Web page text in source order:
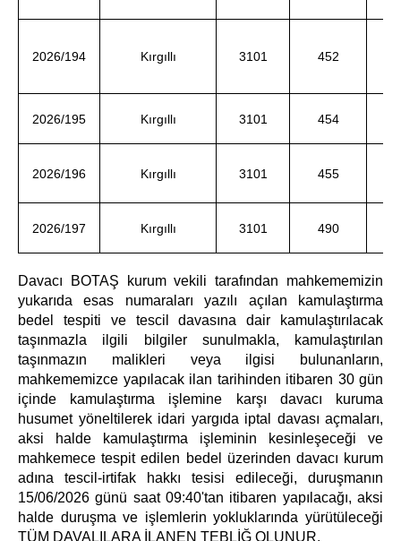
2026/194 Kırgıllı 3101 452
2026/195 Kırgıllı 3101 454
2026/196 Kırgıllı 3101 455
2026/197 Kırgıllı 3101 490
Davacı BOTAŞ kurum vekili tarafından mahkememizin
yukarıda esas numaraları yazılı açılan kamulaştırma
bedel tespiti ve tescil davasına dair kamulaştırılacak
taşınmazla ilgili bilgiler sunulmakla, kamulaştırılan
taşınmazın malikleri veya ilgisi bulunanların,
mahkememizce yapılacak ilan tarihinden itibaren 30 gün
içinde kamulaştırma işlemine karşı davacı kuruma
husumet yöneltilerek idari yargıda iptal davası açmaları,
aksi halde kamulaştırma işleminin kesinleşeceği ve
mahkemece tespit edilen bedel üzerinden davacı kurum
adına tescil-irtifak hakkı tesisi edileceği, duruşmanın
15/06/2026 günü saat 09:40'tan itibaren yapılacağı, aksi
halde duruşma ve işlemlerin yokluklarında yürütüleceği
TÜM DAVALILARA İLANEN TEBLİĞ OLUNUR.